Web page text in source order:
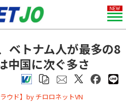
ベトナム人が最多の8
国に次ぐ多さ
ウド】by チロロネットVN